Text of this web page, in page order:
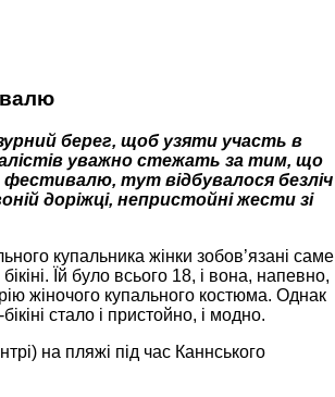
берег, щоб узяти участь в
уважно стежать за тим, що
фестивалю, тут відбувалося безліч
доріжці, непристойні жести зі
купальника жінки зобов’язані саме
Їй було всього 18, і вона, напевно,
жіночого купального костюма. Однак
стало і пристойно, і модно.
на пляжі під час Каннського